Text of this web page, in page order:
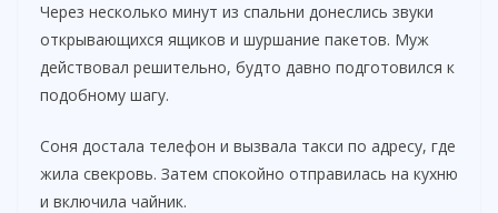
Через несколько минут из спальни донеслись звуки
открывающихся ящиков и шуршание пакетов. Муж
действовал решительно, будто давно подготовился к
подобному шагу.
Соня достала телефон и вызвала такси по адресу, где
жила свекровь. Затем спокойно отправилась на кухню
и включила чайник.